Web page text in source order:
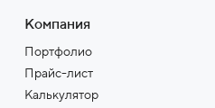
Компания
Портфолио
Прайс-лист
Калькулятор